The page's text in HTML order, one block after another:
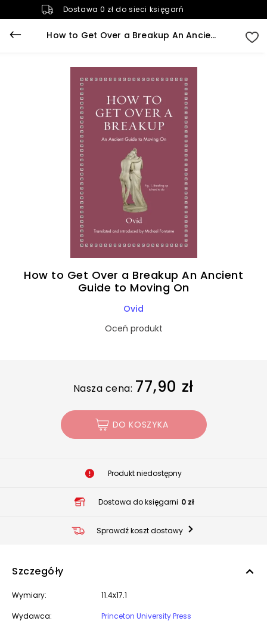
Dostawa 0 zł do sieci księgarń
How to Get Over a Breakup An Ancient Guide to Moving On
How to Get Over a Breakup An Ancient
Guide to Moving On
Ovid
Oceń produkt
Nasza cena: 77,90 zł
DO KOSZYKA
Produkt niedostępny
Dostawa do księgarni 0 zł
Sprawdź koszt dostawy
Szczegóły
Wymiary: 11.4x17.1
Wydawca:
Princeton University Press